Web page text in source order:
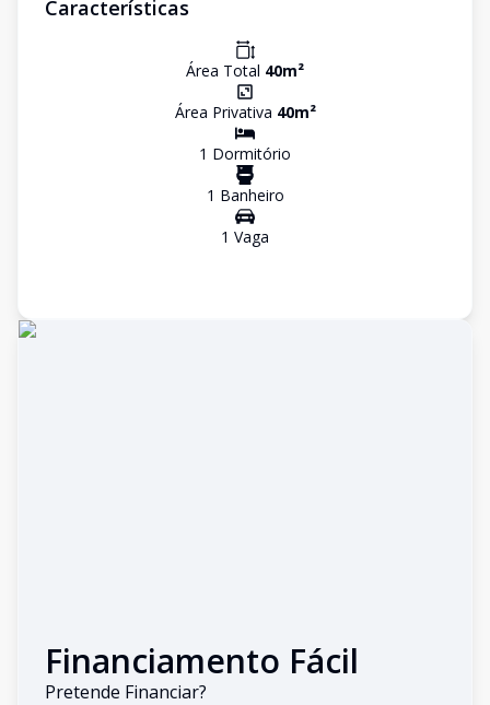
Características
Área Total 40m²
Área Privativa 40m²
1 Dormitório
1 Banheiro
1 Vaga
Financiamento Fácil
Pretende Financiar?